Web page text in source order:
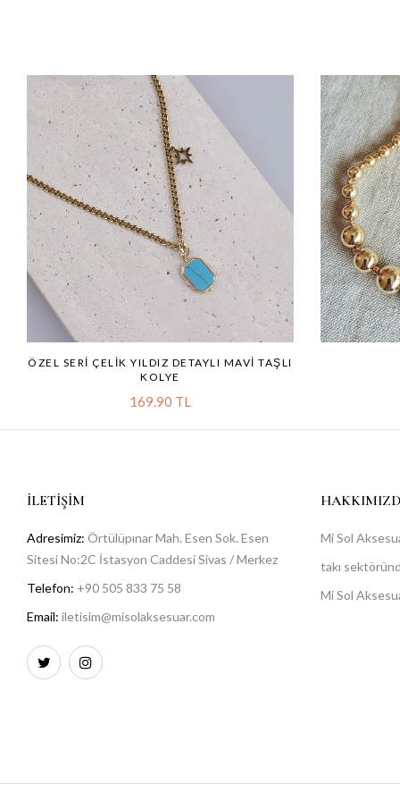
ÖZEL SERI ÇELIK YILDIZ DETAYLI MAVI TAŞLI
KOLYE
169.90 TL
İLETIŞIM
Adresimiz: Örtülüpınar Mah. Esen Sok. Esen
Sitesi No:2C İstasyon Caddesi Sivas / Merkez
Telefon: +90 505 833 75 58
Email: iletisim@misolaksesuar.com
Mi Sol
takı
Mi Sol